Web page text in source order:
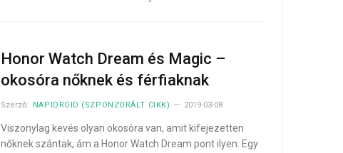
Honor Watch Dream és Magic –
okosóra nőknek és férfiaknak
Szerző: NAPIDROID (SZPONZORÁLT CIKK) 2019-03-08
Viszonylag kevés olyan okosóra van, amit kifejezetten
nőknek szántak, ám a Honor Watch Dream pont ilyen. Egy